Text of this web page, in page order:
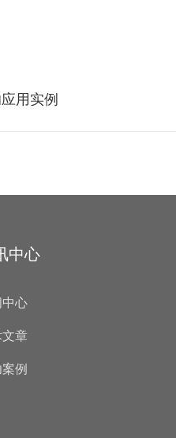
用实例
中心
中心
章
例